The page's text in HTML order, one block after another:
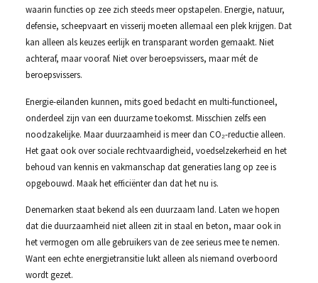
waarin functies op zee zich steeds meer opstapelen. Energie, natuur,
defensie, scheepvaart en visserij moeten allemaal een plek krijgen. Dat
kan alleen als keuzes eerlijk en transparant worden gemaakt. Niet
achteraf, maar vooraf. Niet over beroepsvissers, maar mét de
beroepsvissers.
Energie-eilanden kunnen, mits goed bedacht en multi-functioneel,
onderdeel zijn van een duurzame toekomst. Misschien zelfs een
noodzakelijke. Maar duurzaamheid is meer dan CO₂-reductie alleen.
Het gaat ook over sociale rechtvaardigheid, voedselzekerheid en het
behoud van kennis en vakmanschap dat generaties lang op zee is
opgebouwd. Maak het efficiënter dan dat het nu is.
Denemarken staat bekend als een duurzaam land. Laten we hopen
dat die duurzaamheid niet alleen zit in staal en beton, maar ook in
het vermogen om alle gebruikers van de zee serieus mee te nemen.
Want een echte energietransitie lukt alleen als niemand overboord
wordt gezet.